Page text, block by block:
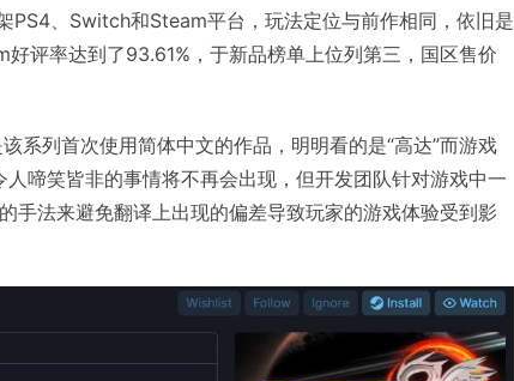
PS4、Switch和Steam平台，玩法定位与前作相同，依旧是
好评率达到了93.61%，于新品榜单上位列第三，国区售价
系列首次使用简体中文的作品，明明看的是“高达”而游戏
人啼笑皆非的事情将不再会出现，但开发团队针对游戏中一
手法来避免翻译上出现的偏差导致玩家的游戏体验受到影